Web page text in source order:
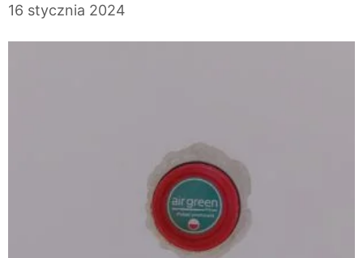
16 stycznia 2024